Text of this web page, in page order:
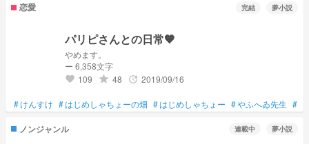
恋愛 完結 夢小説
パリピさんとの日常🧡
やめます。
ー 6,358文字
favorite 109 grade 48 update 2019/09/16
#けんすけ #はじめしゃちょーの畑 #はじめしゃちょー #やふへゐ先生 #
ノンジャンル 連載中 夢小説